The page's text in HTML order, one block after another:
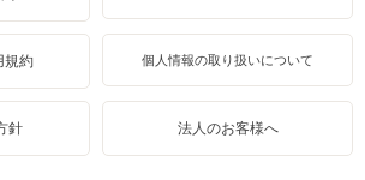
規約 個人情報の取り扱いについて
針 法人のお客様へ